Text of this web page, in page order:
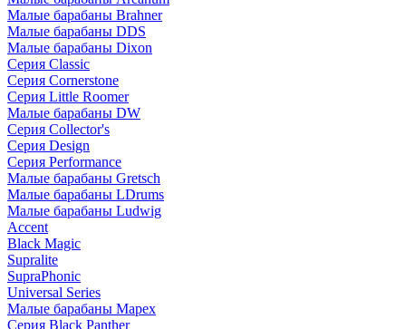
Малые барабаны Brahner
Малые барабаны DDS
Малые барабаны Dixon
Серия Classic
Серия Cornerstone
Серия Little Roomer
Малые барабаны DW
Серия Collector's
Серия Design
Серия Performance
Малые барабаны Gretsch
Малые барабаны LDrums
Малые барабаны Ludwig
Accent
Black Magic
Supralite
SupraPhonic
Universal Series
Малые барабаны Mapex
Серия Black Panther